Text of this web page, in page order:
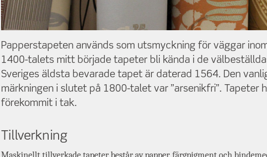
Papperstapeten används som utsmyckning för väggar
1400-talets mitt började tapeter bli kända i de
Sveriges äldsta bevarade tapet är daterad 1564. Den
märkningen i slutet på 1800-talet var ”arsenikfri”. Tapeter
förekommit i tak.
Tillverkning